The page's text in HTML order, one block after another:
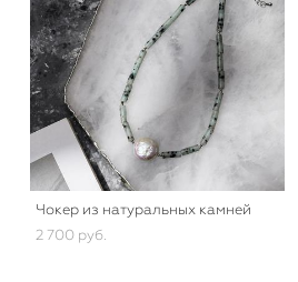
Чокер из натуральных камней
2 700 pуб.